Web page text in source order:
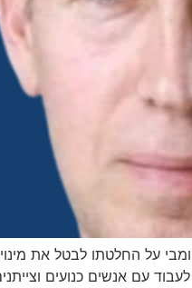
על החלטתו לבטל את
עם אנשים כנועים